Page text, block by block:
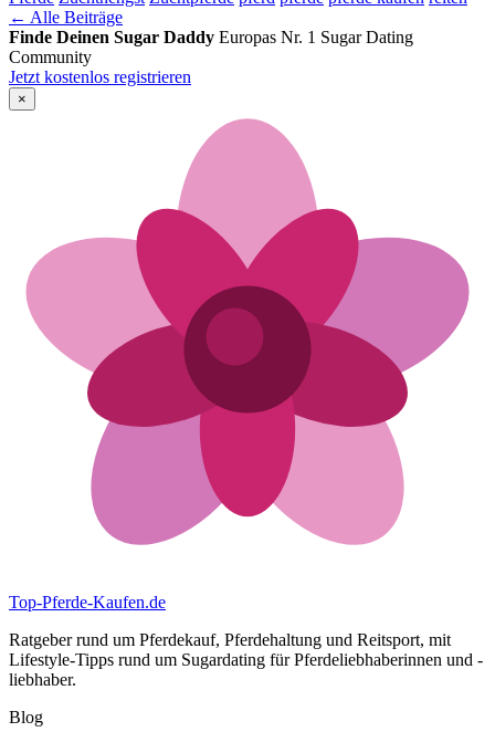
← Alle Beiträge
Finde Deinen Sugar Daddy Europas Nr. 1 Sugar Dating
Community
Jetzt kostenlos registrieren
×
Top-Pferde-Kaufen.de
Ratgeber rund um Pferdekauf, Pferdehaltung und Reitsport, mit
Lifestyle-Tipps rund um Sugardating für Pferdeliebhaberinnen und -
liebhaber.
Blog